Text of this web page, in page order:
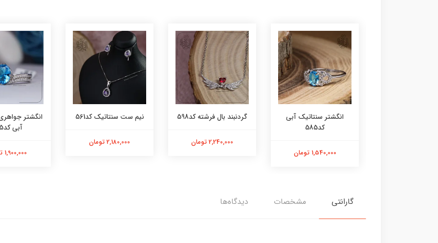
انگشتر سنتاتیک آبی
کد585
1,540,000 تومان
گردنبند بال فرشته کد598
2,240,000 تومان
نیم ست سنتاتیک کد561
2,180,000 تومان
انگشتر
آبی کد565
1,900,000 تومان
گارانتی مشخصات دیدگاه‌ها